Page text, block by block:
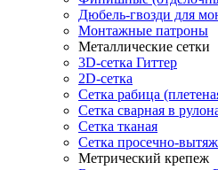
Дюбель-гвозди для
Монтажные патроны
Металлические сетки
3D-сетка Гиттер
2D-сетка
Сетка рабица
Сетка сварная в
Сетка тканая
Сетка просечно-
Метрический крепеж